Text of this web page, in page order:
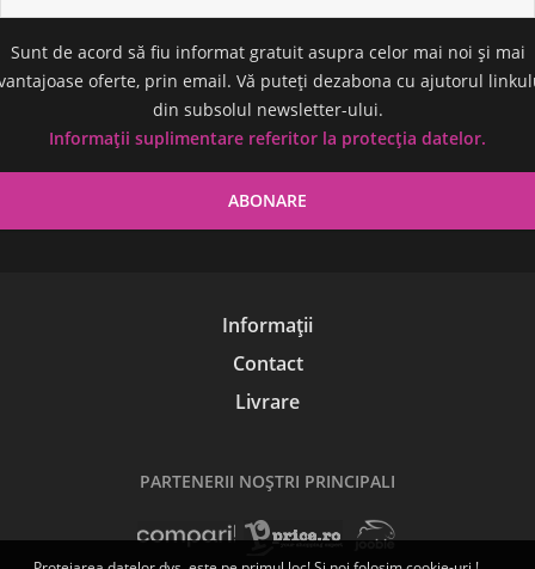
Sunt de acord să fiu informat gratuit asupra celor mai noi și mai
oferte, prin email. Vă puteți dezabona cu ajutorul
din subsolul newsletter-ului.
Informații suplimentare referitor la protecția datelor.
Informații
Contact
Livrare
PARTENERII NOŞTRI PRINCIPALI